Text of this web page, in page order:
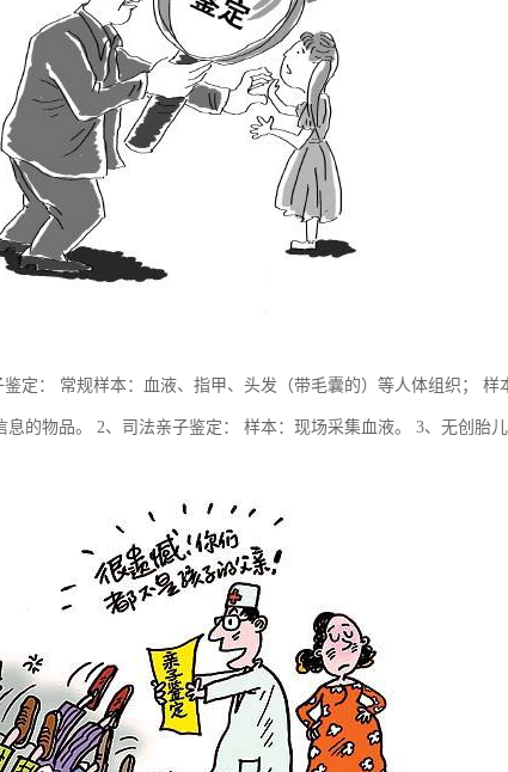
定： 常规样本：血液、指甲、头发（带毛囊的）等人体组织； 样
的物品。 2、司法亲子鉴定： 样本：现场采集血液。 3、无创胎